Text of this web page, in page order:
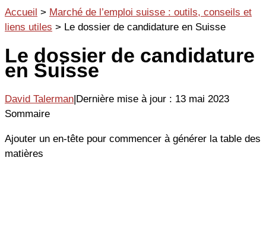
Aller
au
Accueil > Marché de l’emploi suisse : outils, conseils et
liens utiles > Le dossier de candidature en Suisse
Le dossier de candidature
en Suisse
David Talerman|Dernière mise à jour : 13 mai 2023
Sommaire
Ajouter un en-tête pour commencer à générer la table des
matières